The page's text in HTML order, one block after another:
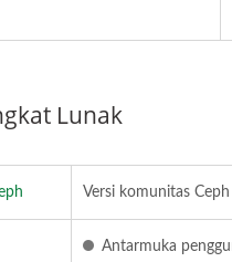
Lunak
Versi komunitas
Antarmuka